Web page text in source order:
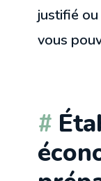
justifié ou
vous